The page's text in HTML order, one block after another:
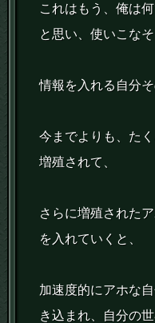
これはもう、俺は
と思い、使いこなそ
情報を入れる自分
今までよりも、た
増殖されて、
さらに増殖された
を入れていくと、
加速度的にアホな
き込まれ、自分の